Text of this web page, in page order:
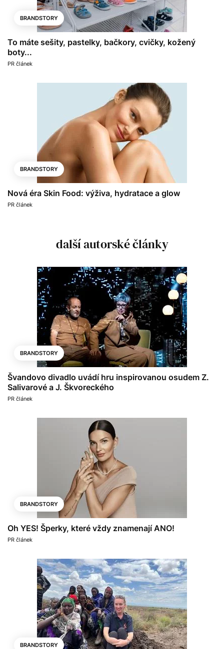
BRANDSTORY
To máte sešity, pastelky, bačkory, cvičky, kožený
boty...
PR článek
BRANDSTORY
Nová éra Skin Food: výživa, hydratace a glow
PR článek
další autorské články
BRANDSTORY
Švandovo divadlo uvádí hru inspirovanou osudem Z.
Salivarové a J. Škvoreckého
PR článek
BRANDSTORY
Oh YES! Šperky, které vždy znamenají ANO!
PR článek
BRANDSTORY